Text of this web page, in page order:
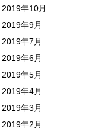
2019年10月
2019年9月
2019年7月
2019年6月
2019年5月
2019年4月
2019年3月
2019年2月